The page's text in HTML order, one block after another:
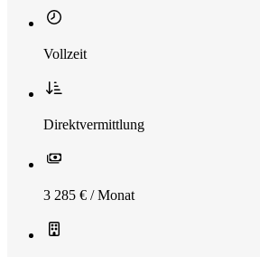
Vollzeit
Direktvermittlung
3 285 € / Monat